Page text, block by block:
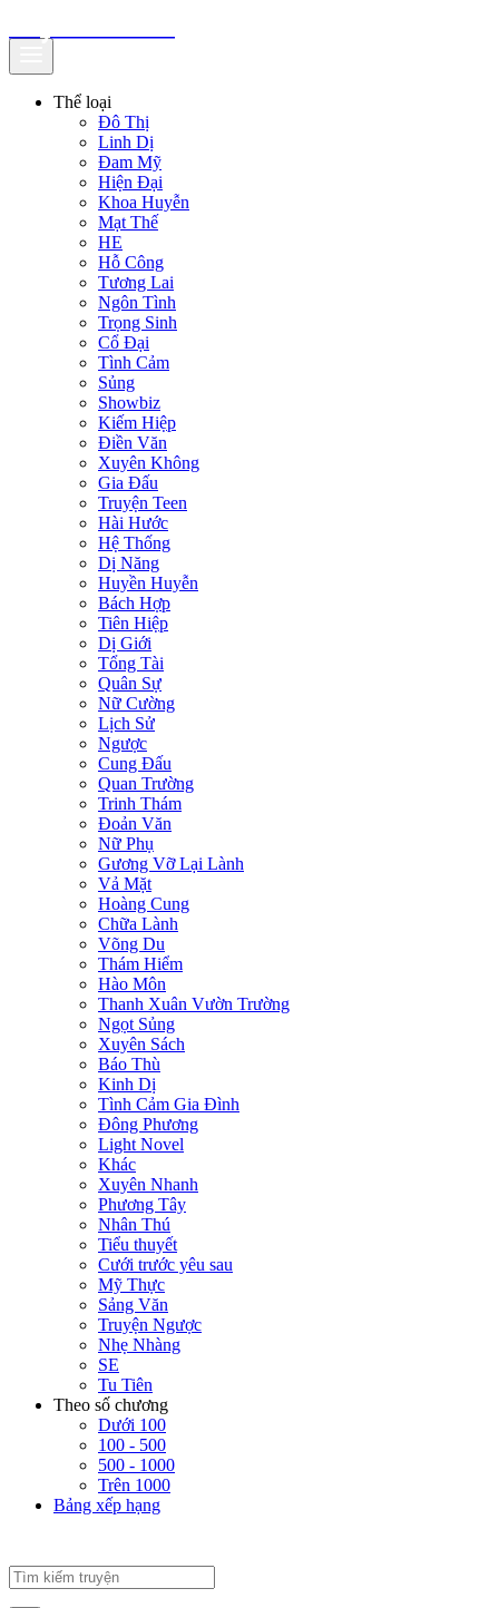
Thể loại
Đô Thị
Linh Dị
Đam Mỹ
Hiện Đại
Khoa Huyễn
Mạt Thế
HE
Hỗ Công
Tương Lai
Ngôn Tình
Trọng Sinh
Cổ Đại
Tình Cảm
Sủng
Showbiz
Kiếm Hiệp
Điền Văn
Xuyên Không
Gia Đấu
Truyện Teen
Hài Hước
Hệ Thống
Dị Năng
Huyền Huyễn
Bách Hợp
Tiên Hiệp
Dị Giới
Tổng Tài
Quân Sự
Nữ Cường
Lịch Sử
Ngược
Cung Đấu
Quan Trường
Trinh Thám
Đoản Văn
Nữ Phụ
Gương Vỡ Lại Lành
Vả Mặt
Hoàng Cung
Chữa Lành
Võng Du
Thám Hiểm
Hào Môn
Thanh Xuân Vườn Trường
Ngọt Sủng
Xuyên Sách
Báo Thù
Kinh Dị
Tình Cảm Gia Đình
Đông Phương
Light Novel
Khác
Xuyên Nhanh
Phương Tây
Nhân Thú
Tiểu thuyết
Cưới trước yêu sau
Mỹ Thực
Sảng Văn
Truyện Ngược
Nhẹ Nhàng
SE
Tu Tiên
Theo số chương
Dưới 100
100 - 500
500 - 1000
Trên 1000
Bảng xếp hạng